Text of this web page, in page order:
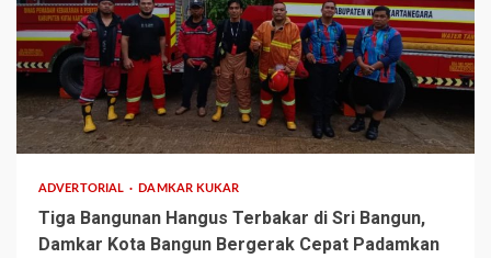
1 min read
ADVERTORIAL DAMKAR KUKAR
Tiga Bangunan Hangus Terbakar di Sri Bangun,
Damkar Kota Bangun Bergerak Cepat Padamkan